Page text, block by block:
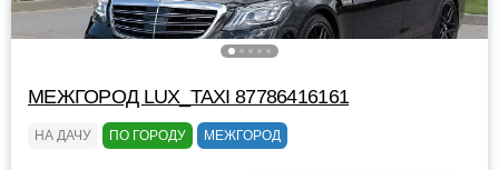
МЕЖГОРОД LUX_TAXI 87786416161
НА ДАЧУ ПО ГОРОДУ МЕЖГОРОД